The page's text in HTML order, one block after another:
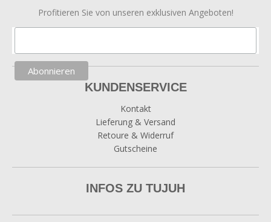
Profitieren Sie von unseren exklusiven Angeboten!
KUNDENSERVICE
Kontakt
Lieferung & Versand
Retoure & Widerruf
Gutscheine
INFOS ZU TUJUH